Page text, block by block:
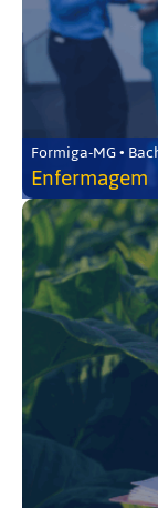
Formiga-MG •
Enfermagem